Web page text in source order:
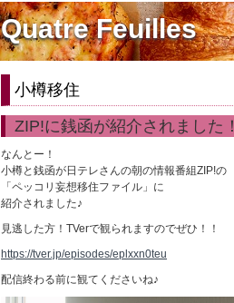
Quatre Feuilles
小樽移住
ZIP!に銭函が紹介されました！
なんとー！
小樽と銭函が日テレさんの朝の情報番組ZIP!の
「ペッコリ妄想移住ファイル」に
紹介されました♪
見逃した方！TVerで観られますのでぜひ！！
https://tver.jp/episodes/eplxxn0teu
配信終わる前に観てくださいね♪